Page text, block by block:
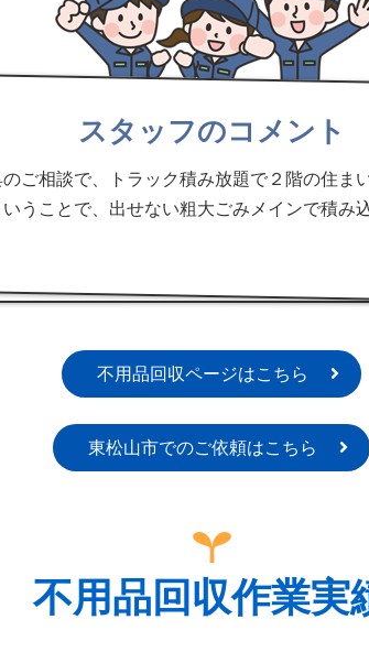
スタッフのコメント
ご相談で、トラック積み放題で２階の住ま
うことで、出せない粗大ごみメインで積み
不用品回収ページはこちら
東松山市でのご依頼はこちら
不用品回収作業実